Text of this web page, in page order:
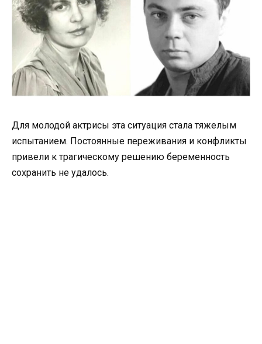
Для молодой актрисы эта ситуация стала тяжелым
испытанием. Постоянные переживания и конфликты
привели к трагическому решению беременность
сохранить не удалось.